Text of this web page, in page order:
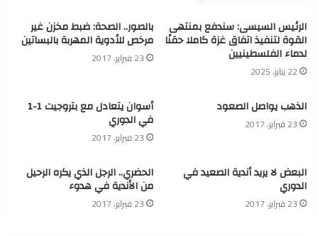
الرئيس السيسى: سندفع بمنتهى
القوة لتنفيذ اتفاق غزة كاملا حقنًا
لدماء الفلسطينيين
22 يناير، 2025
بالصور.. الصحة: ضبط مخزن غير
مرخص للأدوية المهربة بالبساتين
23 فبراير، 2017
الذهب يواصل الصعود
23 فبراير، 2017
أسوان يتعادل مع بتروجيت 1-1
في الدوري
23 فبراير، 2017
البعض لا يريد أندية الصعيد في
الدوري
23 فبراير، 2017
الحضري.. الرجل الذي يكره الرحيل
من الأندية في هدوء
23 فبراير، 2017